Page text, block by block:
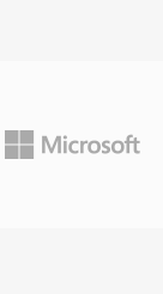
DSD, que
taux de compression